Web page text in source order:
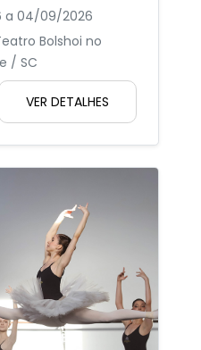
a 04/09/2026
Bolshoi no
/ SC
VER DETALHES